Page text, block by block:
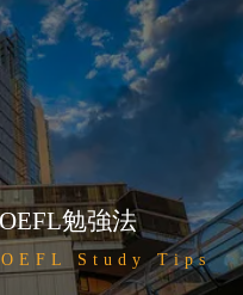
勉強法
Study Tips